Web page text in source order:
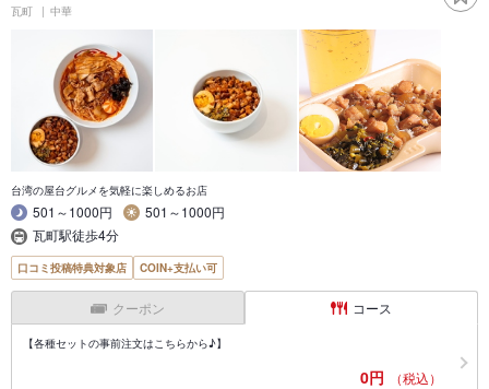
瓦町 中華
台湾の屋台グルメを気軽に楽しめるお店
501～1000円
501～1000円
瓦町駅徒歩4分
口コミ投稿特典対象店 COIN+支払い可
クーポン コース
【各種セットの事前注文はこちらから♪】
0円 （税込）